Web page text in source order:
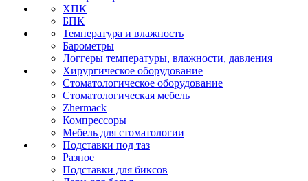
ХПК
БПК
Температура и влажность
Барометры
Логгеры температуры, влажности, давления
Хирургическое оборудование
Стоматологическое оборудование
Стоматологическая мебель
Zhermack
Компрессоры
Мебель для стоматологии
Подставки под таз
Разное
Подставки для биксов